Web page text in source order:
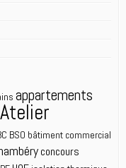
appartements
Atelier
BSO bâtiment commercial
concours